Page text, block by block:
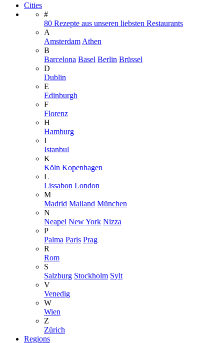
Cities
#
80 Rezepte aus unseren liebsten Restaurants
A
Amsterdam Athen
B
Barcelona Basel Berlin Brüssel
D
Dublin
E
Edinburgh
F
Florenz
H
Hamburg
I
Istanbul
K
Köln Kopenhagen
L
Lissabon London
M
Madrid Mailand München
N
Neapel New York Nizza
P
Palma Paris Prag
R
Rom
S
Salzburg Stockholm Sylt
V
Venedig
W
Wien
Z
Zürich
Regions